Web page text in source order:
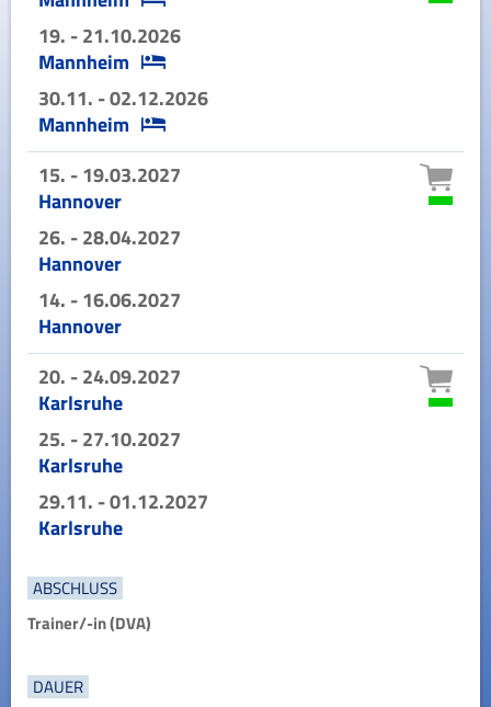
19. - 21.10.2026
Mannheim
30.11. - 02.12.2026
Mannheim
15. - 19.03.2027
Hannover
26. - 28.04.2027
Hannover
14. - 16.06.2027
Hannover
20. - 24.09.2027
Karlsruhe
25. - 27.10.2027
Karlsruhe
29.11. - 01.12.2027
Karlsruhe
ABSCHLUSS
Trainer/-in (DVA)
DAUER